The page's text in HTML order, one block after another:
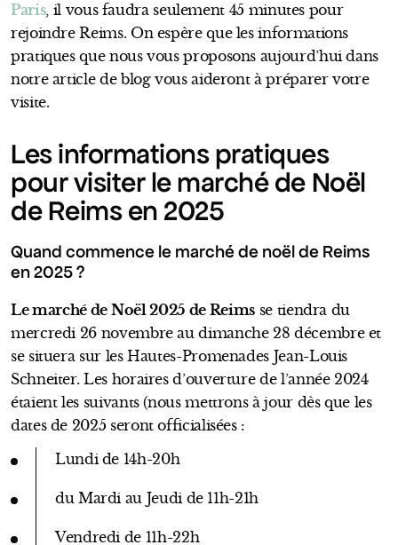
Paris, il vous faudra seulement 45 minutes pour
rejoindre Reims. On espère que les informations
pratiques que nous vous proposons aujourd’hui dans
notre article de blog vous aideront à préparer votre
visite.
Les informations pratiques
pour visiter le marché de Noël
de Reims en 2025
Quand commence le marché de noël de Reims
en 2025 ?
Le marché de Noël 2025 de Reims se tiendra du
mercredi 26 novembre au dimanche 28 décembre et
se situera sur les Hautes-Promenades Jean-Louis
Schneiter. Les horaires d’ouverture de l’année 2024
étaient les suivants (nous mettrons à jour dès que les
dates de 2025 seront officialisées :
Lundi de 14h-20h
du Mardi au Jeudi de 11h-21h
Vendredi de 11h-22h